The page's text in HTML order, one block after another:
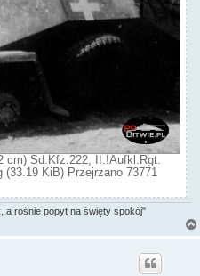
cm) Sd.Kfz.222, II.!Aufkl.Rgt.
KiB) Przejrzano 73771
a rośnie popyt na święty spokój"